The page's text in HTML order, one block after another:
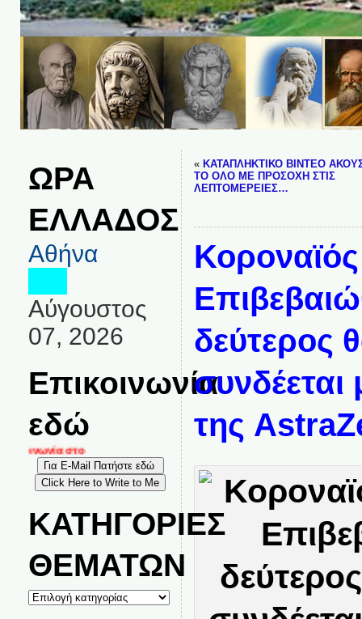
ΩΡΑ
ΕΛΛΑΔΟΣ
Αθήνα
Αύγουστος
07, 2026
Επικοινωνία
εδώ
στο
ΚΑΤΗΓΟΡΙΕΣ
ΘΕΜΑΤΩΝ
ΚΑΤΗΓΟΡΙΕΣ
ΘΕΜΑΤΩΝ
« ΚΑΤΑΠΛΗΚΤΙΚΟ ΒΙΝΤΕΟ
ΤΟ ΟΛΟ ΜΕ ΠΡΟΣΟΧΗ ΣΤΙΣ
ΛΕΠΤΟΜΕΡΕΙΕΣ…
δεύτερος
συνδέεται
της